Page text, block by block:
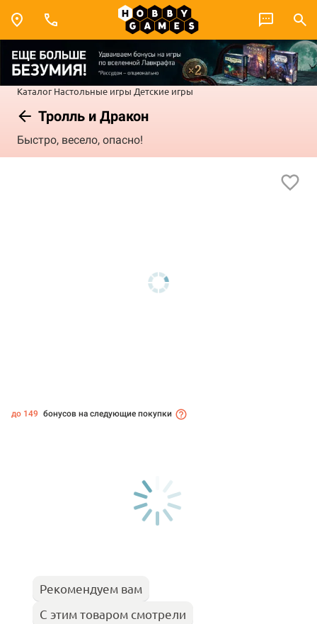
Каталог Настольные игры Детские игры
Тролль и Дракон
Быстро, весело, опасно!
до 149 бонусов на следующие покупки
Рекомендуем вам
С этим товаром смотрели